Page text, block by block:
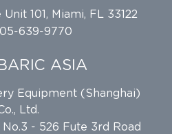
101, Miami, FL 33122
639-9770
ASIA
Equipment (Shanghai)
Ltd.
- 526 Fute 3rd Road